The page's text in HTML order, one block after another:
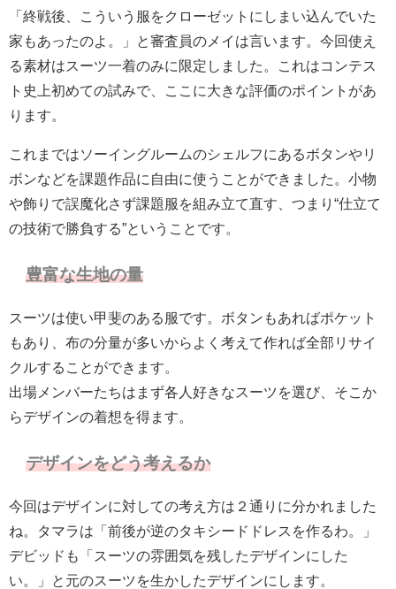
「終戦後、こういう服をクローゼットにしまい込んでいた
家もあったのよ。」と審査員のメイは言います。今回使え
る素材はスーツ一着のみに限定しました。これはコンテス
ト史上初めての試みで、ここに大きな評価のポイントがあ
ります。
これまではソーイングルームのシェルフにあるボタンやリ
ボンなどを課題作品に自由に使うことができました。小物
や飾りで誤魔化さず課題服を組み立て直す、つまり“仕立て
の技術で勝負する”ということです。
豊富な生地の量
スーツは使い甲斐のある服です。ボタンもあればポケット
もあり、布の分量が多いからよく考えて作れば全部リサイ
クルすることができます。
出場メンバーたちはまず各人好きなスーツを選び、そこか
らデザインの着想を得ます。
デザインをどう考えるか
今回はデザインに対しての考え方は２通りに分かれました
ね。タマラは「前後が逆のタキシードドレスを作るわ。」
デビッドも「スーツの雰囲気を残したデザインにした
い。」と元のスーツを生かしたデザインにします。